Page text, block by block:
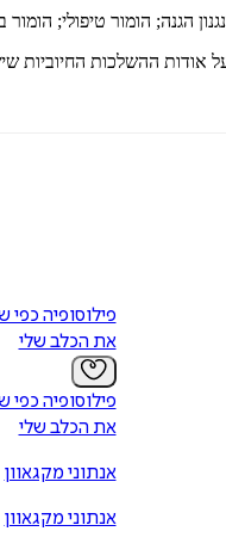
הגנה; הומור טיפולי;
אודות ההשלכות החיוביות
פילוסופיה כפי
את הכלב שלי
פילוסופיה כפי
את הכלב שלי
אנתוני מקגאוון
אנתוני מקגאוון